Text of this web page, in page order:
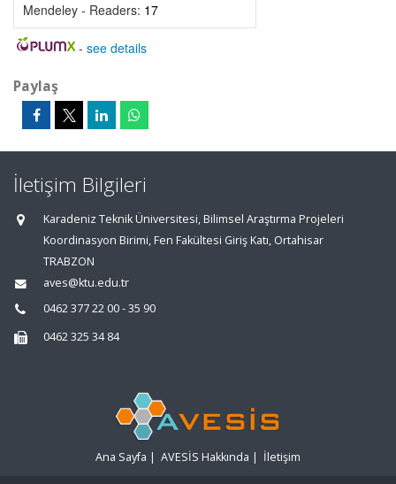
Mendeley - Readers: 17
- see details
Paylaş
İletişim Bilgileri
Karadeniz Teknik Üniversitesi, Bilimsel Araştırma Projeleri
Koordinasyon Birimi, Fen Fakültesi Giriş Katı, Ortahisar
TRABZON
aves@ktu.edu.tr
0462 377 22 00 - 35 90
0462 325 34 84
Ana Sayfa | AVESİS Hakkında | İletişim